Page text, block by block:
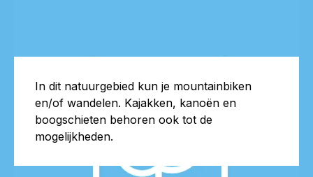
In dit natuurgebied kun je mountainbiken
en/of wandelen. Kajakken, kanoën en
boogschieten behoren ook tot de
mogelijkheden.